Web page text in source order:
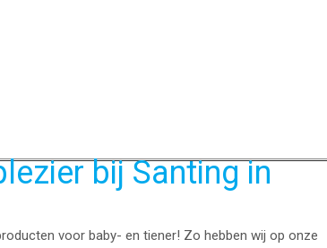
bij Santing in
voor baby- en tiener! Zo hebben wij op onze